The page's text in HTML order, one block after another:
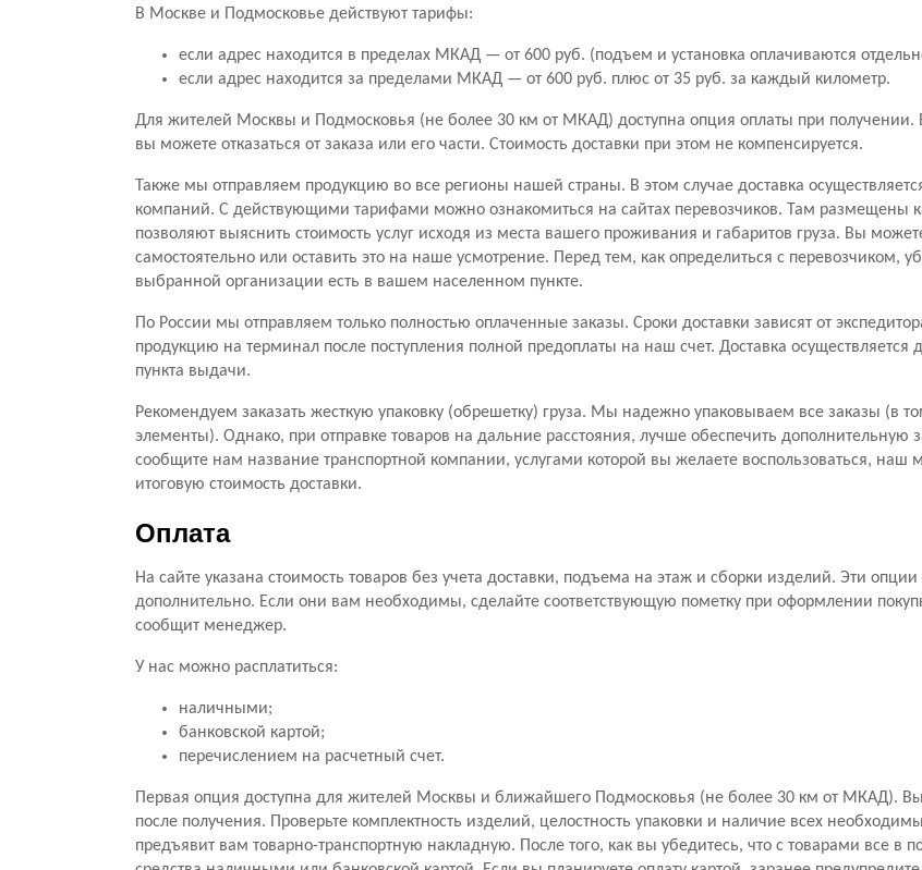
В Москве и Подмосковье действуют тарифы:
если адрес находится в пределах МКАД — от 600 руб. (подъем и установка оплачиваются
если адрес находится за пределами МКАД — от 600 руб. плюс от 35 руб. за каждый километр.
Для жителей Москвы и Подмосковья (не более 30 км от МКАД) доступна опция оплаты при получении.
вы можете отказаться от заказа или его части. Стоимость доставки при этом не компенсируется.
Также мы отправляем продукцию во все регионы нашей страны. В этом случае доставка
компаний. С действующими тарифами можно ознакомиться на сайтах перевозчиков. Там размещены
позволяют выяснить стоимость услуг исходя из места вашего проживания и габаритов груза. Вы
самостоятельно или оставить это на наше усмотрение. Перед тем, как определиться с перевозчиком,
выбранной организации есть в вашем населенном пункте.
По России мы отправляем только полностью оплаченные заказы. Сроки доставки зависят от
продукцию на терминал после поступления полной предоплаты на наш счет. Доставка
пункта выдачи.
Рекомендуем заказать жесткую упаковку (обрешетку) груза. Мы надежно упаковываем все заказы (в
элементы). Однако, при отправке товаров на дальние расстояния, лучше обеспечить дополнительную
сообщите нам название транспортной компании, услугами которой вы желаете воспользоваться, наш
итоговую стоимость доставки.
Оплата
На сайте указана стоимость товаров без учета доставки, подъема на этаж и сборки изделий. Эти
дополнительно. Если они вам необходимы, сделайте соответствующую пометку при оформлении
сообщит менеджер.
У нас можно расплатиться:
наличными;
банковской картой;
перечислением на расчетный счет.
Первая опция доступна для жителей Москвы и ближайшего Подмосковья (не более 30 км от МКАД). Вы
после получения. Проверьте комплектность изделий, целостность упаковки и наличие всех
предъявит вам товарно-транспортную накладную. После того, как вы убедитесь, что с товарами все в